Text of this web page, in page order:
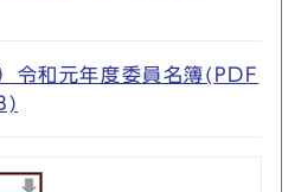
令和元年度委員名簿(PDF